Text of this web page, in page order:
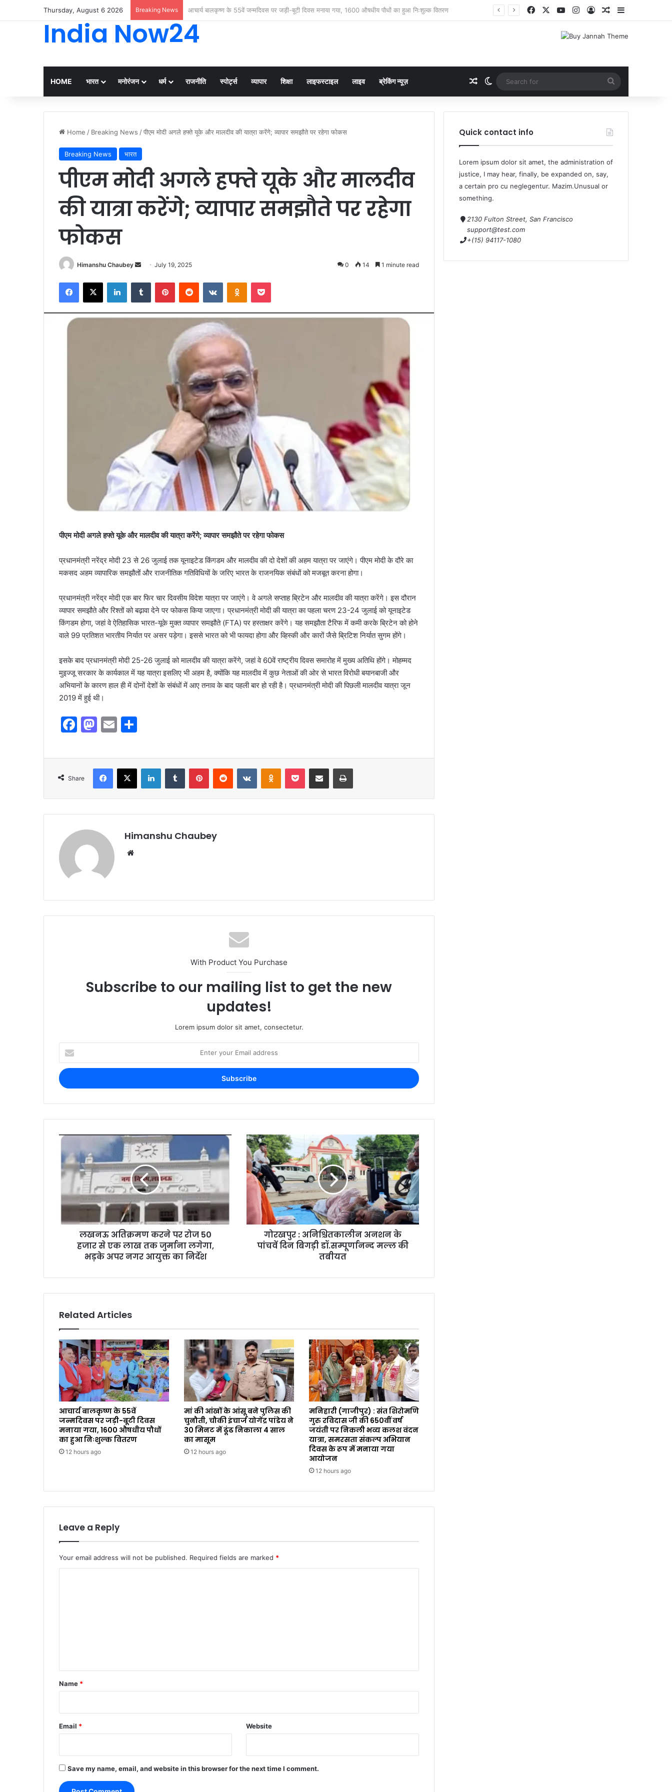
Thursday, August 6 2026 Breaking News मां की आंखों के आंसू बने पुलिस की चुनौती, चौकी इंचार्ज योगेंद्र पांडेय ने 30 मिनट में ढूंढ निकाला 4 साल का मासूम
India Now24
HOME भारत मनोरंजन धर्म राजनीति स्पोर्ट्स व्यापार शिक्षा लाइफस्टाइल लाइव ब्रेकिंग न्यूज़
Home / Breaking News /पीएम मोदी अगले हफ्ते यूके और मालदीव की यात्रा करेंगे; व्यापार समझौते पर रहेगा फोकस
Breaking News भारत
पीएम मोदी अगले हफ्ते यूके और मालदीव
की यात्रा करेंगे; व्यापार समझौते पर रहेगा
फोकस
Himanshu Chaubey July 19, 2025 0 14 1 minute read
पीएम मोदी अगले हफ्ते यूके और मालदीव की यात्रा करेंगे; व्यापार समझौते पर रहेगा फोकस
प्रधानमंत्री नरेंद्र मोदी 23 से 26 जुलाई तक यूनाइटेड किंगडम और मालदीव की दो देशों की अहम यात्रा पर जाएंगे। पीएम मोदी के दौरे का
मकसद अहम व्यापारिक समझौतों और राजनीतिक गतिविधियों के जरिए भारत के राजनयिक संबंधों को मजबूत करना होगा।
प्रधानमंत्री नरेंद्र मोदी एक बार फिर चार दिवसीय विदेश यात्रा पर जाएंगे। वे अगले सप्ताह ब्रिटेन और मालदीव की यात्रा करेंगे। इस दौरान
व्यापार समझौते और रिश्तों को बढ़ावा देने पर फोकस किया जाएगा। प्रधानमंत्री मोदी की यात्रा का पहला चरण 23-24 जुलाई को यूनाइटेड
किंगडम होगा, जहां वे ऐतिहासिक भारत-यूके मुक्त व्यापार समझौते (FTA) पर हस्ताक्षर करेंगे। यह समझौता टैरिफ में कमी करके ब्रिटेन को होने
वाले 99 प्रतिशत भारतीय निर्यात पर असर पड़ेगा। इससे भारत को भी फायदा होगा और व्हिस्की और कारों जैसे ब्रिटिश निर्यात सुगम होंगे।
इसके बाद प्रधानमंत्री मोदी 25-26 जुलाई को मालदीव की यात्रा करेंगे, जहां वे 60वें राष्ट्रीय दिवस समारोह में मुख्य अतिथि होंगे। मोहम्मद
मुइज्जू सरकार के कार्यकाल में यह यात्रा इसलिए भी अहम है, क्योंकि यह मालदीव में कुछ नेताओं की ओर से भारत विरोधी बयानबाजी और
अभियानों के कारण हाल ही में दोनों देशों के संबंधों में आए तनाव के बाद पहली बार हो रही है। प्रधानमंत्री मोदी की पिछली मालदीव यात्रा जून
2019 में हुई थी।
F
c
e
o
o
k
M
st
o
d
o
n
E
ai
l
ar
e
Share
Himanshu Chaubey
With Product You Purchase
Subscribe to our mailing list to get the new
updates!
Lorem ipsum dolor sit amet, consectetur.
लखनऊ अतिक्रमण करने पर रोज 50
हजार से एक लाख तक जुर्माना लगेगा,
भड़के अपर नगर आयुक्त का निर्देश
गोरखपुर : अनिश्चितकालीन अनशन के
पांचवें दिन बिगड़ी डॉ.सम्पूर्णानन्द मल्ल की
तबीयत
Related Articles
आचार्य बालकृष्ण के 55वें
जन्मदिवस पर जड़ी-बूटी दिवस
मनाया गया, 1600 औषधीय पौधों
का हुआ निःशुल्क वितरण
12 hours ago
मां की आंखों के आंसू बने पुलिस की
चुनौती, चौकी इंचार्ज योगेंद्र पांडेय ने
30 मिनट में ढूंढ निकाला 4 साल
का मासूम
12 hours ago
मनिहारी (गाजीपुर) : संत शिरोमणि
गुरु रविदास जी की 650वीं वर्ष
जयंती पर निकली भव्य कलश वंदन
यात्रा, समरसता संकल्प अभियान
दिवस के रूप में मनाया गया
आयोजन
12 hours ago
Leave a Reply
Your email address will not be published. Required fields are marked *
*
Name *
Email * Website
Save my name, email, and website in this browser for the next time I comment.
Quick contact info
Lorem ipsum dolor sit amet, the administration of
justice, I may hear, finally, be expanded on, say,
a certain pro cu neglegentur. Mazim.Unusual or
something.
2130 Fulton Street, San Francisco
support@test.com
+(15) 94117-1080